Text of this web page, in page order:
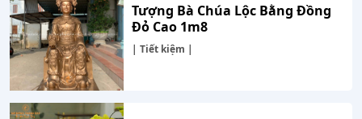
Tượng Bà Chúa Lộc Bằng Đồng
Đỏ Cao 1m8
| Tiết kiệm |